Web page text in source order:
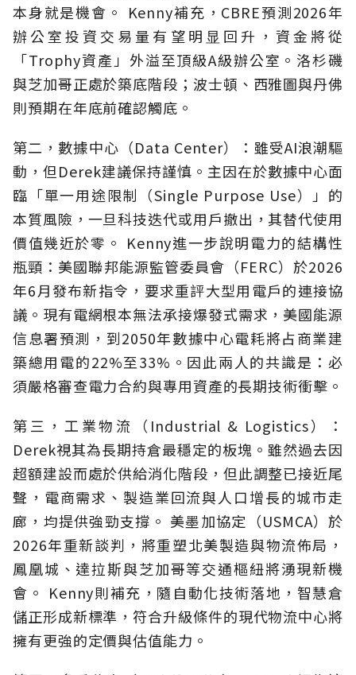
本身就是機會。 Kenny補充，CBRE預測2026年
辦公室投資交易量有望明显回升，資金將從
「Trophy資產」外溢至頂級A級辦公室。洛杉磯
與芝加哥正處於築底階段；波士頓、西雅圖與丹佛
則預期在年底前確認觸底。
第二，數據中心（Data Center）：雖受AI浪潮驅
動，但Derek建議保持謹慎。主因在於數據中心面
臨「單一用途限制（Single Purpose Use）」的
本質風險，一旦科技迭代或用戶撤出，其替代使用
價值幾近於零。 Kenny進一步說明電力的結構性
瓶頸：美國聯邦能源監管委員會（FERC）於2026
年6月發布新指令，要求重評大型用電戶的連接協
議。現有電網根本無法承接爆發式需求，美國能源
信息署預測，到2050年數據中心電耗將占商業建
築總用電的22%至33%。因此兩人的共識是：必
須嚴格審查電力合約與專用資產的長期技術衝擊。
第三，工業物流（Industrial & Logistics）：
Derek視其為長期持倉最穩定的板塊。雖然過去因
超額建設而處於供給消化階段，但此調整已接近尾
聲，電商需求、製造業回流與人口增長的城市走
廊，均提供強勁支撐。 美墨加協定（USMCA）於
2026年重新談判，將重塑北美製造與物流佈局，
鳳凰城、達拉斯與芝加哥等交通樞紐將湧現新機
會。 Kenny則補充，隨自動化技術落地，智慧倉
儲正形成新標準，符合升級條件的現代物流中心將
擁有更強的定價與估值能力。